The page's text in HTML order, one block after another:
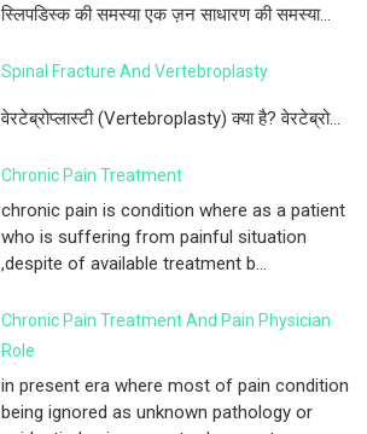
स्लिपडिस्क की समस्या एक ज़न साधारण की समस्या...
Spinal Fracture And Vertebroplasty
वेरटेब्रोप्लास्टी (Vertebroplasty) क्या है? वेरटेब्रो...
Chronic Pain Treatment
chronic pain is condition where as a patient
who is suffering from painful situation
,despite of available treatment b...
Chronic Pain Treatment And Pain Physician
Role
in present era where most of pain condition
being ignored as unknown pathology or